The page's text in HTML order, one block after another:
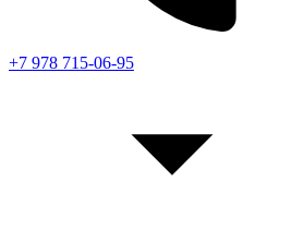
+7 978 715-06-95